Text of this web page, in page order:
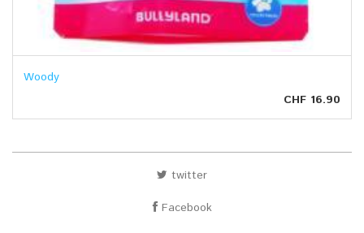
Woody
CHF 16.90
twitter
Facebook